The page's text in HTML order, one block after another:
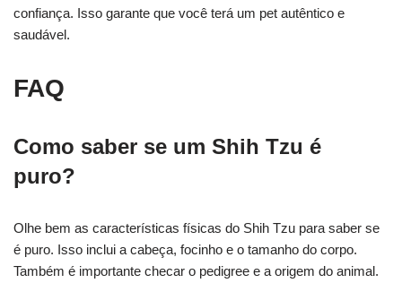
confiança. Isso garante que você terá um pet autêntico e
saudável.
FAQ
Como saber se um Shih Tzu é
puro?
Olhe bem as características físicas do Shih Tzu para saber se
é puro. Isso inclui a cabeça, focinho e o tamanho do corpo.
Também é importante checar o pedigree e a origem do animal.